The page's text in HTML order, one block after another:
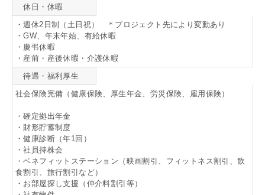
休日・休暇
・週休2日制（土日祝） ＊プロジェクト先により変動あり
・GW、年末年始、有給休暇
・慶弔休暇
・産前・産後休暇・介護休暇
待遇・福利厚生
社会保険完備（健康保険、厚生年金、労災保険、雇用保険）
・確定拠出年金
・財形貯蓄制度
・健康診断（年1回）
・社員持株会
・ベネフィットステーション（映画割引、フィットネス割引、飲
食割引、旅行割引など）
・お部屋探し支援（仲介料割引等）